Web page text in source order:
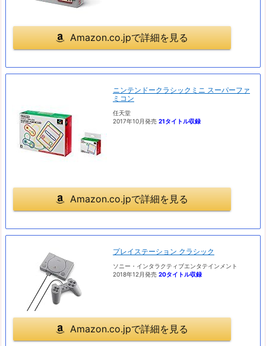
Amazon.co.jpで詳細を見る
ニンテンドークラシックミニ スーパーファ
ミコン
任天堂
2017年10月発売 21タイトル収録
Amazon.co.jpで詳細を見る
プレイステーション クラシック
ソニー・インタラクティブエンタテインメント
2018年12月発売 20タイトル収録
Amazon.co.jpで詳細を見る